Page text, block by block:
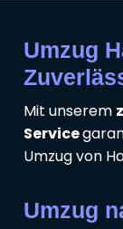
Umzug
Mit unserem
Service
Umzug von
Umzug